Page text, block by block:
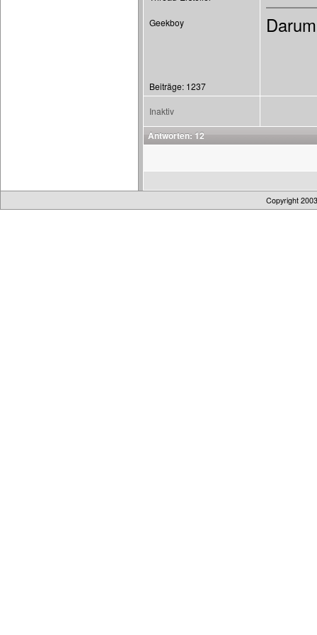
Geekboy
Beiträge: 1237
Inaktiv
Antworten: 12
Copyright